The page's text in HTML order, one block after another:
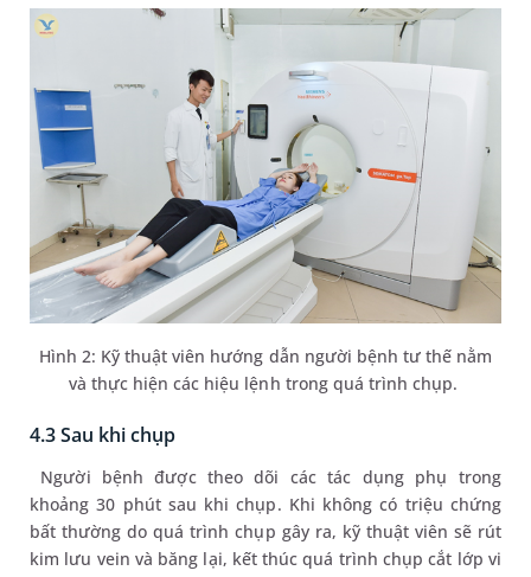
Hình 2: Kỹ thuật viên hướng dẫn người bệnh tư thế nằm
và thực hiện các hiệu lệnh trong quá trình chụp.
4.3 Sau khi chụp
Người bệnh được theo dõi các tác dụng phụ trong
khoảng 30 phút sau khi chụp. Khi không có triệu chứng
bất thường do quá trình chụp gây ra, kỹ thuật viên sẽ rút
kim lưu vein và băng lại, kết thúc quá trình chụp cắt lớp vi